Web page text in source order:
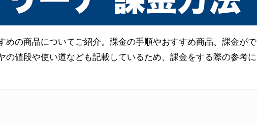
めの商品についてご紹介。課金の手順やおすすめ商品、課金がで
の値段や使い道なども記載しているため、課金をする際の参考に